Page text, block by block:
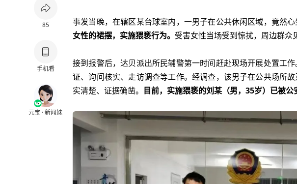
85
手机看
元宝 · 新闻妹
事发当晚，在辖区某台球室内，一男子在公共休闲区域，竟然
女性的裙摆，实施猥亵行为。 受害女性当场受到惊扰，周边群众
接到报警后，达贝派出所民辅警第一时间赶赴现场开展处置工
证、询问核实、走访调查等工作。经调查，该男子在公共场所
实清楚、证据确凿。 目前，实施猥亵的刘某（男，35岁）已被公